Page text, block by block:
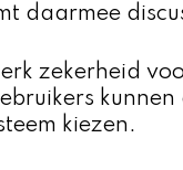
daarmee
zekerheid
kiezen.